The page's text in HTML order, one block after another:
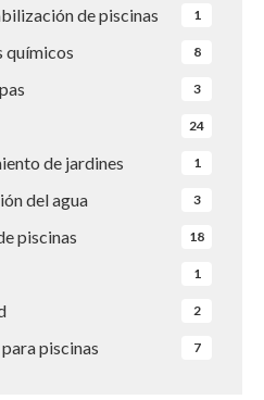
piscinas 7
de piscinas 1
químicos 8
3
24
de jardines 1
del agua 3
piscinas 18
1
2